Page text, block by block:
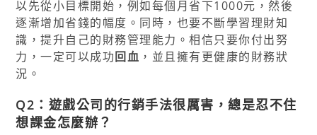
以先從小目標開始，例如每個月省下1000元，然後
逐漸增加省錢的幅度。同時，也要不斷學習理財知
識，提升自己的財務管理能力。相信只要你付出努
力，一定可以成功回血 ，並且擁有更健康的財務狀
況。
Q2：遊戲公司的行銷手法很厲害，總是忍不住
想課金怎麼辦？